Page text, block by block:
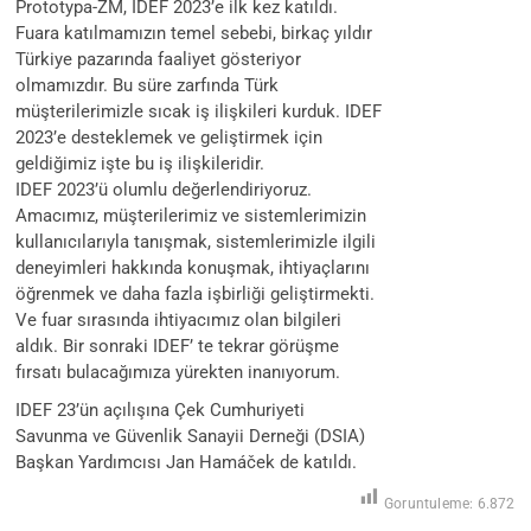
Prototypa-ZM, IDEF 2023’e ilk kez katıldı.
Fuara katılmamızın temel sebebi, birkaç yıldır
Türkiye pazarında faaliyet gösteriyor
olmamızdır. Bu süre zarfında Türk
müşterilerimizle sıcak iş ilişkileri kurduk. IDEF
2023’e desteklemek ve geliştirmek için
geldiğimiz işte bu iş ilişkileridir.
IDEF 2023’ü olumlu değerlendiriyoruz.
Amacımız, müşterilerimiz ve sistemlerimizin
kullanıcılarıyla tanışmak, sistemlerimizle ilgili
deneyimleri hakkında konuşmak, ihtiyaçlarını
öğrenmek ve daha fazla işbirliği geliştirmekti.
Ve fuar sırasında ihtiyacımız olan bilgileri
aldık. Bir sonraki IDEF’ te tekrar görüşme
fırsatı bulacağımıza yürekten inanıyorum.
IDEF 23’ün açılışına Çek Cumhuriyeti
Savunma ve Güvenlik Sanayii Derneği (DSIA)
Başkan Yardımcısı Jan Hamáček de katıldı.
Goruntuleme: 6.872